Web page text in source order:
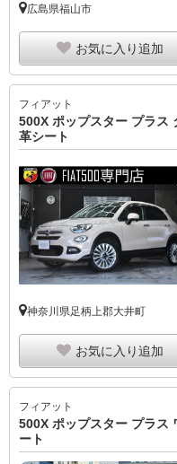
広島県福山市
お気に入り追加
フィアット
500X ポップスター プラス
革シート
神奈川県足柄上郡大井町
お気に入り追加
フィアット
500X ポップスター プラス
ート